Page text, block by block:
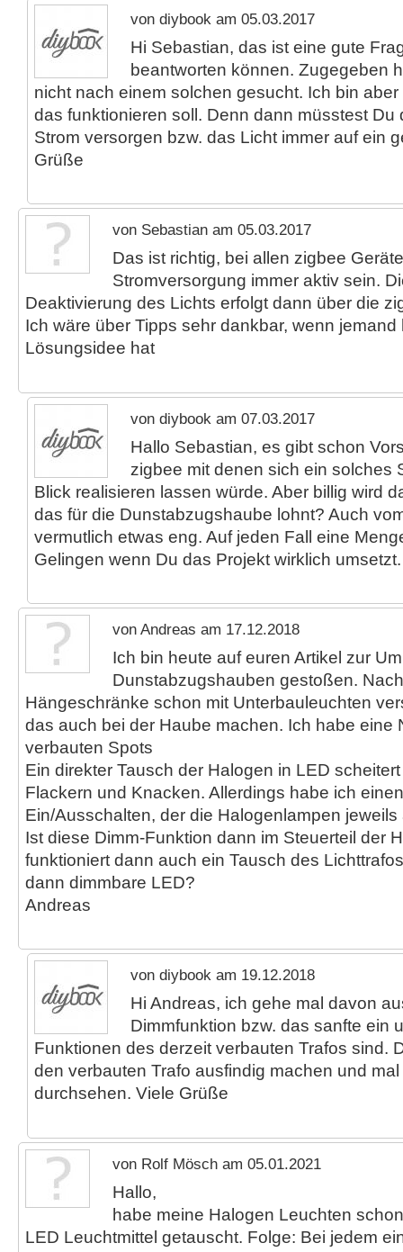
von diybook am 05.03.2017
Hi Sebastian, das ist eine gute
beantworten können. Zugegeben
nicht nach einem solchen gesucht. Ich bin
das funktionieren soll. Denn dann müsstest Du
Strom versorgen bzw. das Licht immer auf ein
Grüße
von Sebastian am 05.03.2017
Das ist richtig, bei allen zigbee
Stromversorgung immer aktiv sein.
Deaktivierung des Lichts erfolgt dann über die
Ich wäre über Tipps sehr dankbar, wenn jemand
Lösungsidee hat
von diybook am 07.03.2017
Hallo Sebastian, es gibt schon
zigbee mit denen sich ein solches
Blick realisieren lassen würde. Aber billig wird
das für die Dunstabzugshaube lohnt? Auch
vermutlich etwas eng. Auf jeden Fall eine
Gelingen wenn Du das Projekt wirklich
von Andreas am 17.12.2018
Ich bin heute auf euren Artikel zur
Dunstabzugshauben gestoßen.
Hängeschränke schon mit Unterbauleuchten
das auch bei der Haube machen. Ich habe eine
verbauten Spots
Ein direkter Tausch der Halogen in LED
Flackern und Knacken. Allerdings habe ich
Ein/Ausschalten, der die Halogenlampen
Ist diese Dimm-Funktion dann im Steuerteil der
funktioniert dann auch ein Tausch des
dann dimmbare LED?
Andreas
von diybook am 19.12.2018
Hi Andreas, ich gehe mal davon
Dimmfunktion bzw. das sanfte ein
Funktionen des derzeit verbauten Trafos sind.
den verbauten Trafo ausfindig machen und
durchsehen. Viele Grüße
von Rolf Mösch am 05.01.2021
Hallo,
habe meine Halogen Leuchten
LED Leuchtmittel getauscht. Folge: Bei jedem